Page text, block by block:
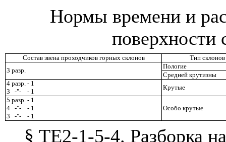
Нормы времени и
поверхности
Состав звена проходчиков горных склонов
Тип склонов
3 разр.
Пологие
Средней крутизны
4 разр. - 1
3
-"- - 1
Крутые
5 разр. - 1
4
-"-
- 1
3
-"- - 1
Особо крутые
§ ТЕ2-1-5-4. Разборка